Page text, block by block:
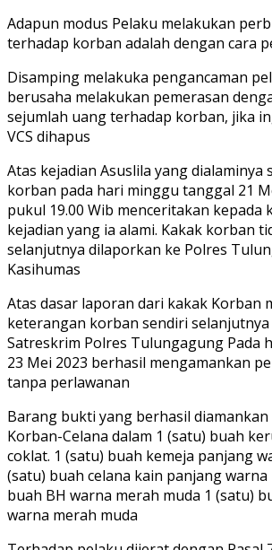
Adapun modus Pelaku melakukan
terhadap korban adalah dengan cara
Disamping melakuka pengancaman
berusaha melakukan pemerasan
sejumlah uang terhadap korban, jika
VCS dihapus
Atas kejadian Asuslila yang dialaminya
korban pada hari minggu tanggal 21
pukul 19.00 Wib menceritakan kepada
kejadian yang ia alami. Kakak korban
selanjutnya dilaporkan ke Polres
Kasihumas
Atas dasar laporan dari kakak Korban
keterangan korban sendiri selanjutnya
Satreskrim Polres Tulungagung Pada
23 Mei 2023 berhasil mengamankan
tanpa perlawanan
Barang bukti yang berhasil diamankan
Korban-Celana dalam 1 (satu) buah
coklat. 1 (satu) buah kemeja panjang
(satu) buah celana kain panjang warna
buah BH warna merah muda 1 (satu)
warna merah muda